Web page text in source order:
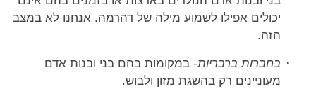
יכולים אפילו לשמוע מילה של דהרמה. אנחנו לא במצב
הזה.
בחברות ברבריות- במקומות בהם בני ובנות אדם
מעוניינים רק בהשגת מזון ולבוש.